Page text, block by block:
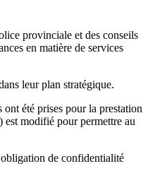
provinciale et des conseils
en matière de services
leur plan stratégique.
été prises pour la prestation
est modifié pour permettre au
de confidentialité